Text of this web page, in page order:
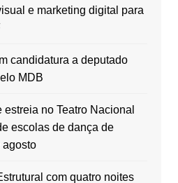
e marketing digital para
candidatura a deputado
MDB
no Teatro Nacional
escolas de dança de
agosto
com quatro noites